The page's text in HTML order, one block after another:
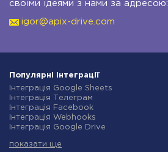
своїми ідеями з нами за адресою:
igor@apix-drive.com
Популярні інтеграції
Інтеграція Google Sheets
Інтеграція Телеграм
Інтеграція Facebook
Інтеграція Webhooks
Інтеграція Google Drive
Інтеграція Gmail
показати ще